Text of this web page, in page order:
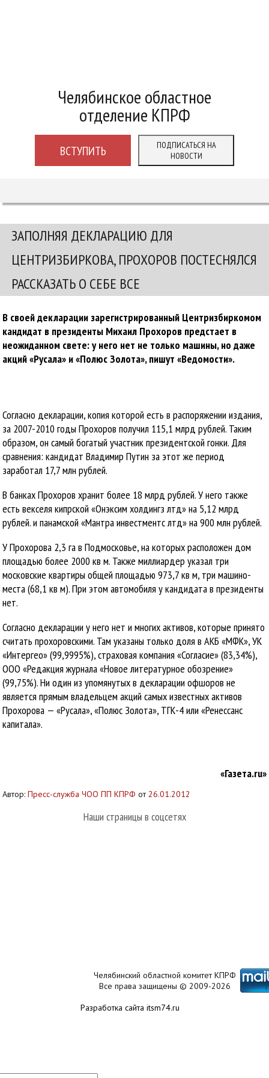
Челябинское областное
отделение КПРФ
ВСТУПИТЬ
ПОДПИСАТЬСЯ НА
НОВОСТИ
ЗАПОЛНЯЯ ДЕКЛАРАЦИЮ ДЛЯ
ЦЕНТРИЗБИРКОВА, ПРОХОРОВ ПОСТЕСНЯЛСЯ
РАССКАЗАТЬ О СЕБЕ ВСЕ
В своей декларации зарегистрированный Центризбиркомом
кандидат в президенты Михаил Прохоров предстает в
неожиданном свете: у него нет не только машины, но даже
акций «Русала» и «Полюс Золота», пишут «Ведомости».
Согласно декларации, копия которой есть в распоряжении издания,
за 2007-2010 годы Прохоров получил 115,1 млрд рублей. Таким
образом, он самый богатый участник президентской гонки. Для
сравнения: кандидат Владимир Путин за этот же период
заработал 17,7 млн рублей.
В банках Прохоров хранит более 18 млрд рублей. У него также
есть векселя кипрской «Онэксим холдингз лтд» на 5,12 млрд
рублей. и панамской «Мантра инвестментс лтд» на 900 млн рублей.
У Прохорова 2,3 га в Подмосковье, на которых расположен дом
площадью более 2000 кв м. Также миллиардер указал три
московские квартиры общей площадью 973,7 кв м, три машино-
места (68,1 кв м). При этом автомобиля у кандидата в президенты
нет.
Согласно декларации у него нет и многих активов, которые принято
считать прохоровскими. Там указаны только доля в АКБ «МФК», УК
«Интергео» (99,9995%), страховая компания «Согласие» (83,34%),
ООО «Редакция журнала «Новое литературное обозрение»
(99,75%). Ни один из упомянутых в декларации офшоров не
является прямым владельцем акций самых известных активов
Прохорова — «Русала», «Полюс Золота», ТГК-4 или «Ренессанс
капитала».
«Газета.ru»
Автор:Пресс-служба ЧОО ПП КПРФ от26.01.2012
Наши страницы в соцсетях
Челябинский областной комитет КПРФ
Все права защищены © 2009-2026
Разработка сайта itsm74.ru